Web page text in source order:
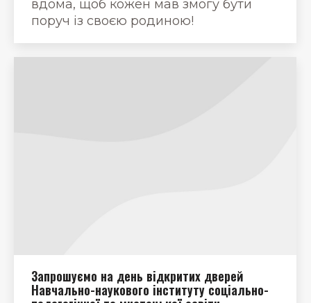
вдома, щоб кожен мав змогу бути
поруч із своєю родиною!
Запрошуємо на день відкритих дверей
Навчально-наукового інституту соціально-